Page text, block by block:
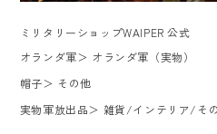
ミリタリーショップWAIPER 公式
オランダ軍＞ オランダ軍（実物）
帽子＞ その他
実物軍放出品＞ 雑貨/インテリア/そ